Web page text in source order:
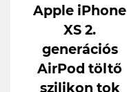
Apple iPhone
XS 2.
generációs
AirPod töltő
szilikon tok